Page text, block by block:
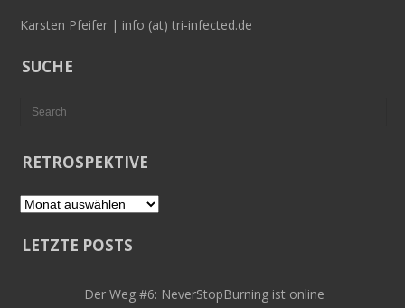
Karsten Pfeifer | info (at) tri-infected.de
SUCHE
RETROSPEKTIVE
Retrospektive
LETZTE POSTS
Der Weg #6: NeverStopBurning ist online